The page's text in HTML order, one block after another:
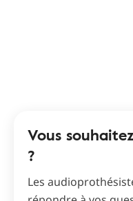
Vous
?
Les